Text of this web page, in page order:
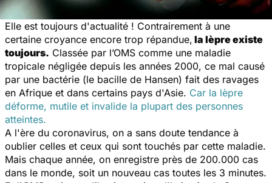
Elle est toujours d'actualité ! Contrairement à une
certaine croyance encore trop répandue, la lèpre existe
toujours. Classée par l’OMS comme une maladie
tropicale négligée depuis les années 2000, ce mal causé
par une bactérie (le bacille de Hansen) fait des ravages
en Afrique et dans certains pays d'Asie. Car la lèpre
déforme, mutile et invalide la plupart des personnes
atteintes.
A l'ère du coronavirus, on a sans doute tendance à
oublier celles et ceux qui sont touchés par cette maladie.
Mais chaque année, on enregistre près de 200.000 cas
dans le monde, soit un nouveau cas toutes les 3 minutes.